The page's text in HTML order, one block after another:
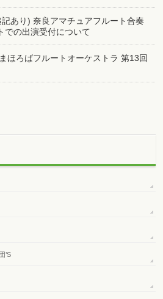
記あり) 奈良アマチュアフルート合奏
での出演受付について
ほろばフルートオーケストラ 第13回
’S